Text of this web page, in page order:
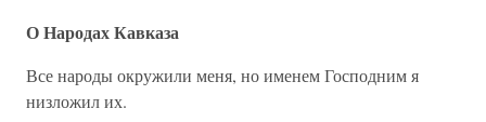
О Народах Кавказа
Все народы окружили меня, но именем Господним я
низложил их.